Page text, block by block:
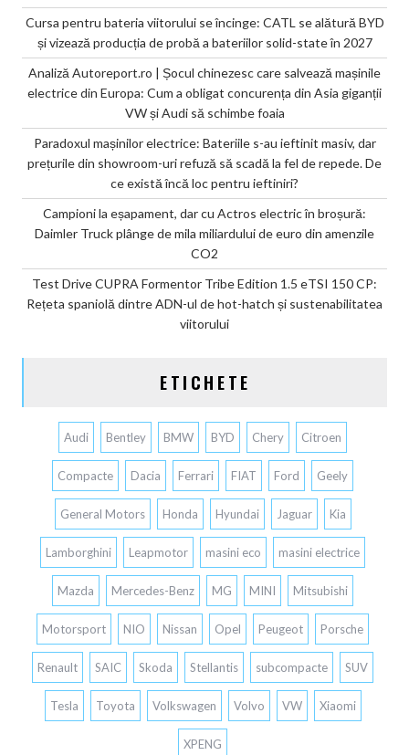
încă
loc
pentru
ieftiniri?
Cursa pentru bateria viitorului se încinge: CATL se alătură BYD
și vizează producția de probă a bateriilor solid-state în 2027
Analiză Autoreport.ro | Șocul chinezesc care salvează mașinile
electrice din Europa: Cum a obligat concurența din Asia giganții
VW și Audi să schimbe foaia
Paradoxul mașinilor electrice: Bateriile s-au ieftinit masiv, dar
prețurile din showroom-uri refuză să scadă la fel de repede. De
ce există încă loc pentru ieftiniri?
Campioni la eșapament, dar cu Actros electric în broșură:
Daimler Truck plânge de mila miliardului de euro din amenzile
CO2
Test Drive CUPRA Formentor Tribe Edition 1.5 eTSI 150 CP:
Rețeta spaniolă dintre ADN-ul de hot-hatch și sustenabilitatea
viitorului
ETICHETE
Audi Bentley BMW BYD Chery Citroen
Compacte Dacia Ferrari FIAT Ford Geely
General Motors Honda Hyundai Jaguar Kia
Lamborghini Leapmotor masini eco masini electrice
Mazda Mercedes-Benz MG MINI Mitsubishi
Motorsport NIO Nissan Opel Peugeot Porsche
Renault SAIC Skoda Stellantis subcompacte SUV
Tesla Toyota Volkswagen Volvo VW Xiaomi
XPENG